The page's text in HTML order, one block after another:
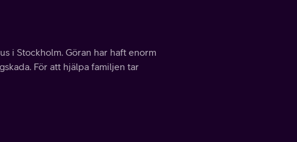
i Stockholm. Göran har haft enorm
För att hjälpa familjen tar